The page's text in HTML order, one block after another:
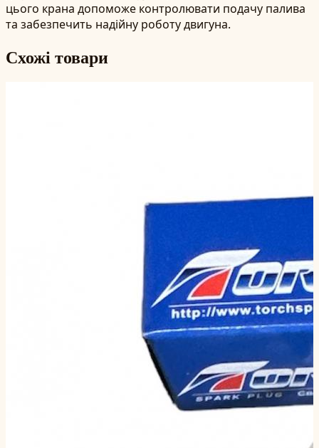
цього крана допоможе контролювати подачу палива
та забезпечить надійну роботу двигуна.
Схожі товари